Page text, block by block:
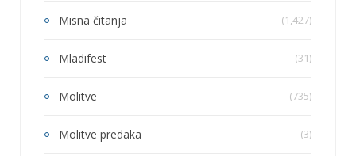
Misna čitanja (1,427)
Mladifest (31)
Molitve (735)
Molitve predaka (3)